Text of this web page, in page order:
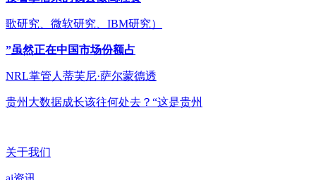
歌研究、微软研究、IBM研究）
”虽然正在中国市场份额占
NRL掌管人蒂芙尼·萨尔蒙德透
贵州大数据成长该往何处去？“这是贵州
关于我们